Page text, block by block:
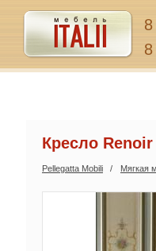
Кресло
Pellegatta Mobili Мягкая